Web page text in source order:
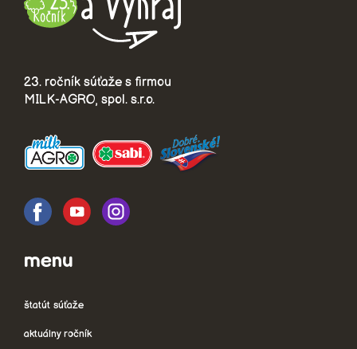
23. ročník súťaže s firmou
MILK-AGRO, spol. s.r.o.
menu
štatút súťaže
aktuálny ročník